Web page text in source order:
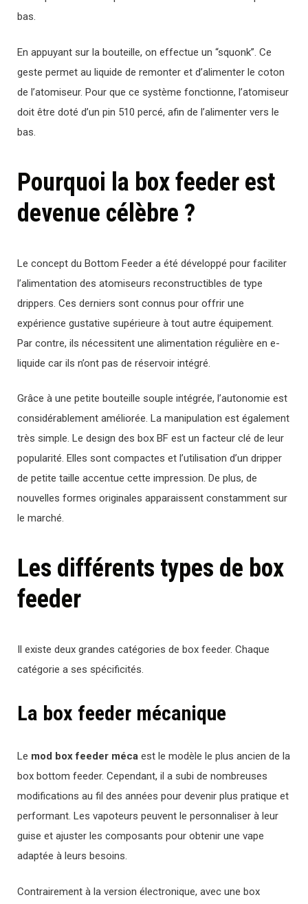
bas.
En appuyant sur la bouteille, on effectue un “squonk”. Ce
geste permet au liquide de remonter et d’alimenter le coton
de l’atomiseur. Pour que ce système fonctionne, l’atomiseur
doit être doté d’un pin 510 percé, afin de l’alimenter vers le
bas.
Pourquoi la box feeder est
devenue célèbre ?
Le concept du Bottom Feeder a été développé pour faciliter
l’alimentation des atomiseurs reconstructibles de type
drippers. Ces derniers sont connus pour offrir une
expérience gustative supérieure à tout autre équipement.
Par contre, ils nécessitent une alimentation régulière en e-
liquide car ils n’ont pas de réservoir intégré.
Grâce à une petite bouteille souple intégrée, l’autonomie est
considérablement améliorée. La manipulation est également
très simple. Le design des box BF est un facteur clé de leur
popularité. Elles sont compactes et l’utilisation d’un dripper
de petite taille accentue cette impression. De plus, de
nouvelles formes originales apparaissent constamment sur
le marché.
Les différents types de box
feeder
Il existe deux grandes catégories de box feeder. Chaque
catégorie a ses spécificités.
La box feeder mécanique
Le mod box feeder méca est le modèle le plus ancien de la
box bottom feeder. Cependant, il a subi de nombreuses
modifications au fil des années pour devenir plus pratique et
performant. Les vapoteurs peuvent le personnaliser à leur
guise et ajuster les composants pour obtenir une vape
adaptée à leurs besoins.
Contrairement à la version électronique, avec une box